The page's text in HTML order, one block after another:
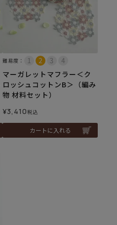
難易度：
マーガレットマフラー＜ク
ロッシュコットンB＞（編み
物 材料セット）
¥3,410税込
カートに入れる